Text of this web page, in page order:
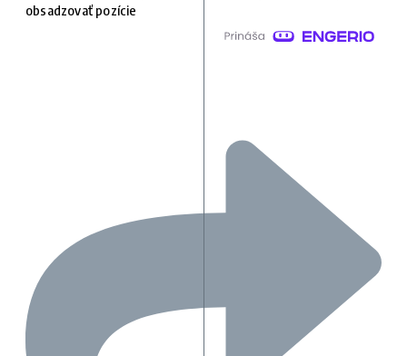
obsadzovať pozície